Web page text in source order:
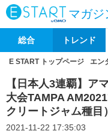
マガジ
総合 トレンド
E START トップページ エン
【日本人3連覇】ア
大会TAMPA
クリートジャム種目
2021-11-22 17:35:03